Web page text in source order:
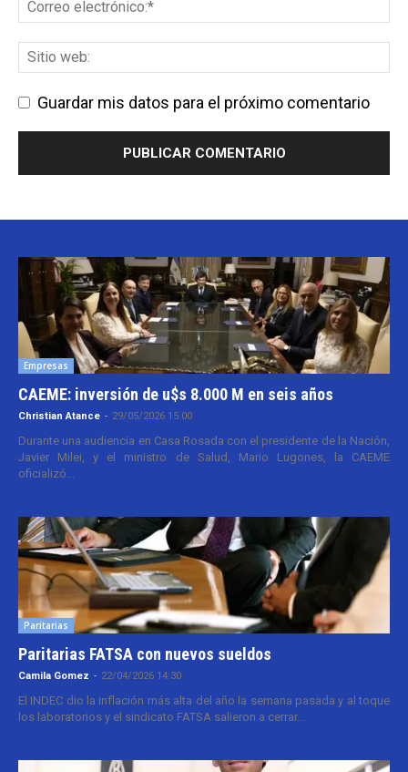
Guardar mis datos para el próximo comentario
Empresas
CAEME: inversión de u$s 8.000 M en seis años
Christian Atance - 29/05/2026 15:00
Durante una audiencia en Casa Rosada con el presidente de la Nación,
Javier Milei, y el ministro de Salud, Mario Lugones, la CAEME
oficializó...
Paritarias
Paritarias FATSA con nuevos sueldos
Camila Gomez - 22/04/2026 14:30
El INDEC dio la inflación más alta del año la semana pasada y al toque
los laboratorios y el sindicato FATSA salieron a cerrar...